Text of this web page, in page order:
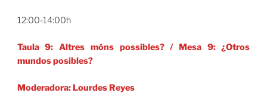
12:00-14:00h
Taula 9: Altres móns possibles?/Mesa 9: ¿Otros
mundos posibles?
Moderadora: Lourdes Reyes